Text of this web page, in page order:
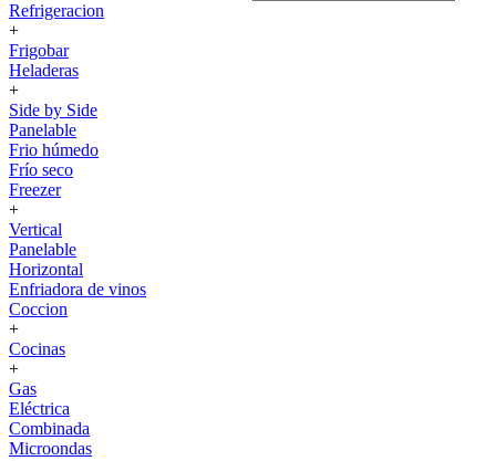
Refrigeracion
+
Frigobar
Heladeras
+
Side by Side
Panelable
Frio húmedo
Frío seco
Freezer
+
Vertical
Panelable
Horizontal
Enfriadora de vinos
Coccion
+
Cocinas
+
Gas
Eléctrica
Combinada
Microondas